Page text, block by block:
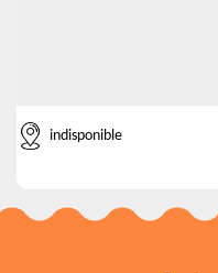
indisponible